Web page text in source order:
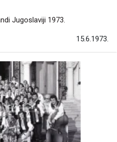
Jugoslaviji 1973.
15.6.1973.